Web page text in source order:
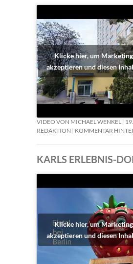
Klicke hier, um
akzeptieren und diesen
VIDEO VON MICHAEL WENKEL
REDAKTION
KOMMENTAR
KARLS ERLEBNIS-
Klicke hier, um
akzeptieren und diesen